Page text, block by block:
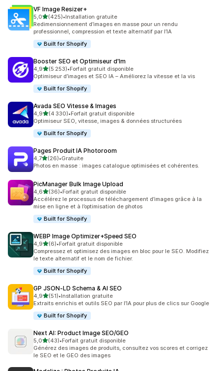
VF Image Resizer+
5,0étoile(s) sur 5
(425)
425 avis au total
•Installation gratuite
Redimensionnement d’images en masse pour un rendu
professionnel, compression et texte alternatif par l’IA
Built for Shopify
Booster SEO et Optimiseur d'Im
4,9étoile(s) sur 5
(5 253)
5253 avis au total
•Forfait gratuit disponible
Optimiseur d’images et SEO IA – Améliorez la vitesse et la vis
Built for Shopify
Avada SEO Vitesse & Images
4,9étoile(s) sur 5
(4 330)
4330 avis au total
•Forfait gratuit disponible
Optimiseur SEO, vitesse, images & données structurées
Built for Shopify
Pages Produit IA Photoroom
4,7étoile(s) sur 5
(26)
26 avis au total
•Gratuite
Photos en masse : images catalogue optimisées et cohérentes.
PicManager Bulk Image Upload
4,6étoile(s) sur 5
(36)
36 avis au total
•Forfait gratuit disponible
Accélérez le processus de téléchargement d’images grâce à la
mise en ligne et à l’optimisation de photos
Built for Shopify
WEBP Image Optimizer+Speed SEO
4,9étoile(s) sur 5
(6)
6 avis au total
•Forfait gratuit disponible
Compressez et optimisez des images en bloc pour le SEO. Modifiez
le texte alternatif et le nom de fichier.
Built for Shopify
GP JSON‑LD Schema & AI SEO
4,9étoile(s) sur 5
(51)
51 avis au total
•Installation gratuite
Extraits enrichis et outils SEO par l’IA pour plus de clics sur Google
Built for Shopify
Next AI: Product Image SEO/GEO
5,0étoile(s) sur 5
(43)
43 avis au total
•Forfait gratuit disponible
Générez des images de produits, consultez vos scores et corrigez
le SEO et le GEO des images